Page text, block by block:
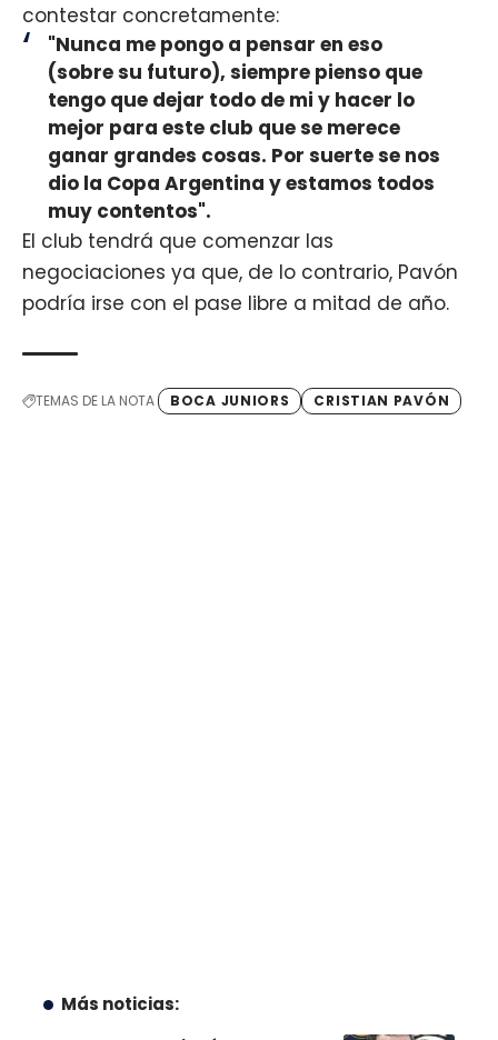
contestar concretamente:
"Nunca me pongo a pensar en eso
(sobre su futuro), siempre pienso que
tengo que dejar todo de mi y hacer lo
mejor para este club que se merece
ganar grandes cosas. Por suerte se nos
dio la Copa Argentina y estamos todos
muy contentos".
El club tendrá que comenzar las
negociaciones ya que, de lo contrario, Pavón
podría irse con el pase libre a mitad de año.
TEMAS DE LA NOTA BOCA JUNIORS CRISTIAN PAVÓN
Más noticias: